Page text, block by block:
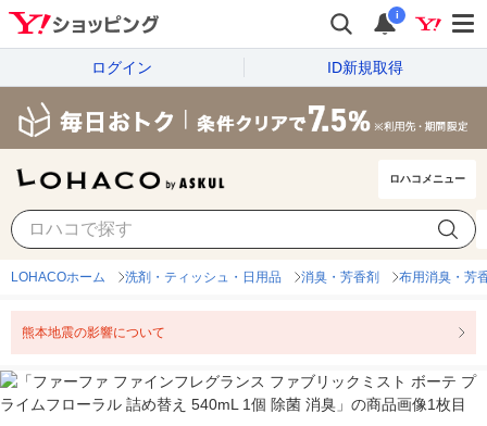
i
ログイン ID新規取得
ロハコメニュー
LOHACOホーム 洗剤・ティッシュ・日用品 消臭・芳香剤 布用消臭・芳
熊本地震の影響について